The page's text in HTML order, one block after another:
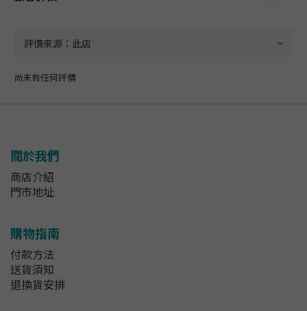
尚未有任何評價
關於我們
商店介紹
門市地址
購物指南
付款方法
送貨須知
退換貨安排